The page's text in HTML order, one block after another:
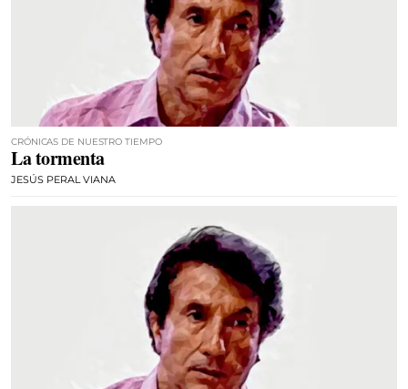
CRÓNICAS DE NUESTRO TIEMPO
La tormenta
JESÚS PERAL VIANA